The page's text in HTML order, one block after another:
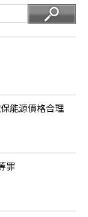
能源價格合理
罪